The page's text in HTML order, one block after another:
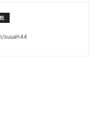
suuah44